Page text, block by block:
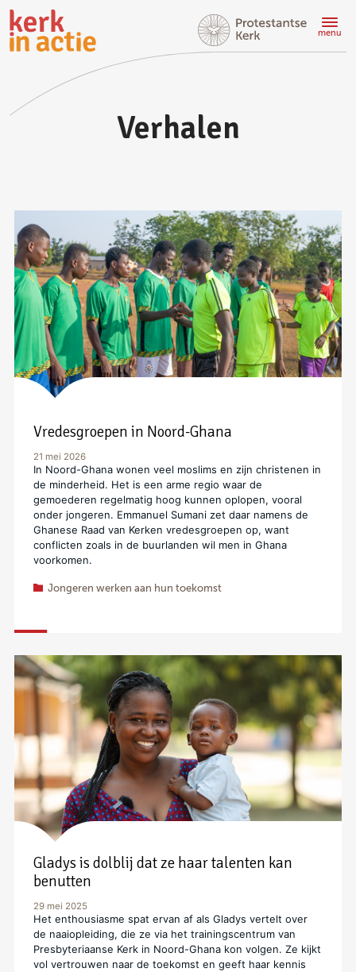
Doorgaan
naar
hoofdinhoud
menu
Verhalen
Vredesgroepen in Noord-Ghana
21 mei 2026
In Noord-Ghana wonen veel moslims en zijn christenen in
de minderheid. Het is een arme regio waar de
gemoederen regelmatig hoog kunnen oplopen, vooral
onder jongeren. Emmanuel Sumani zet daar namens de
Ghanese Raad van Kerken vredesgroepen op, want
conflicten zoals in de buurlanden wil men in Ghana
voorkomen.
Jongeren werken aan hun toekomst
Gladys is dolblij dat ze haar talenten kan
benutten
29 mei 2025
Het enthousiasme spat ervan af als Gladys vertelt over
de naaiopleiding, die ze via het trainingscentrum van
Presbyteriaanse Kerk in Noord-Ghana kon volgen. Ze kijkt
vol vertrouwen naar de toekomst en geeft haar kennis